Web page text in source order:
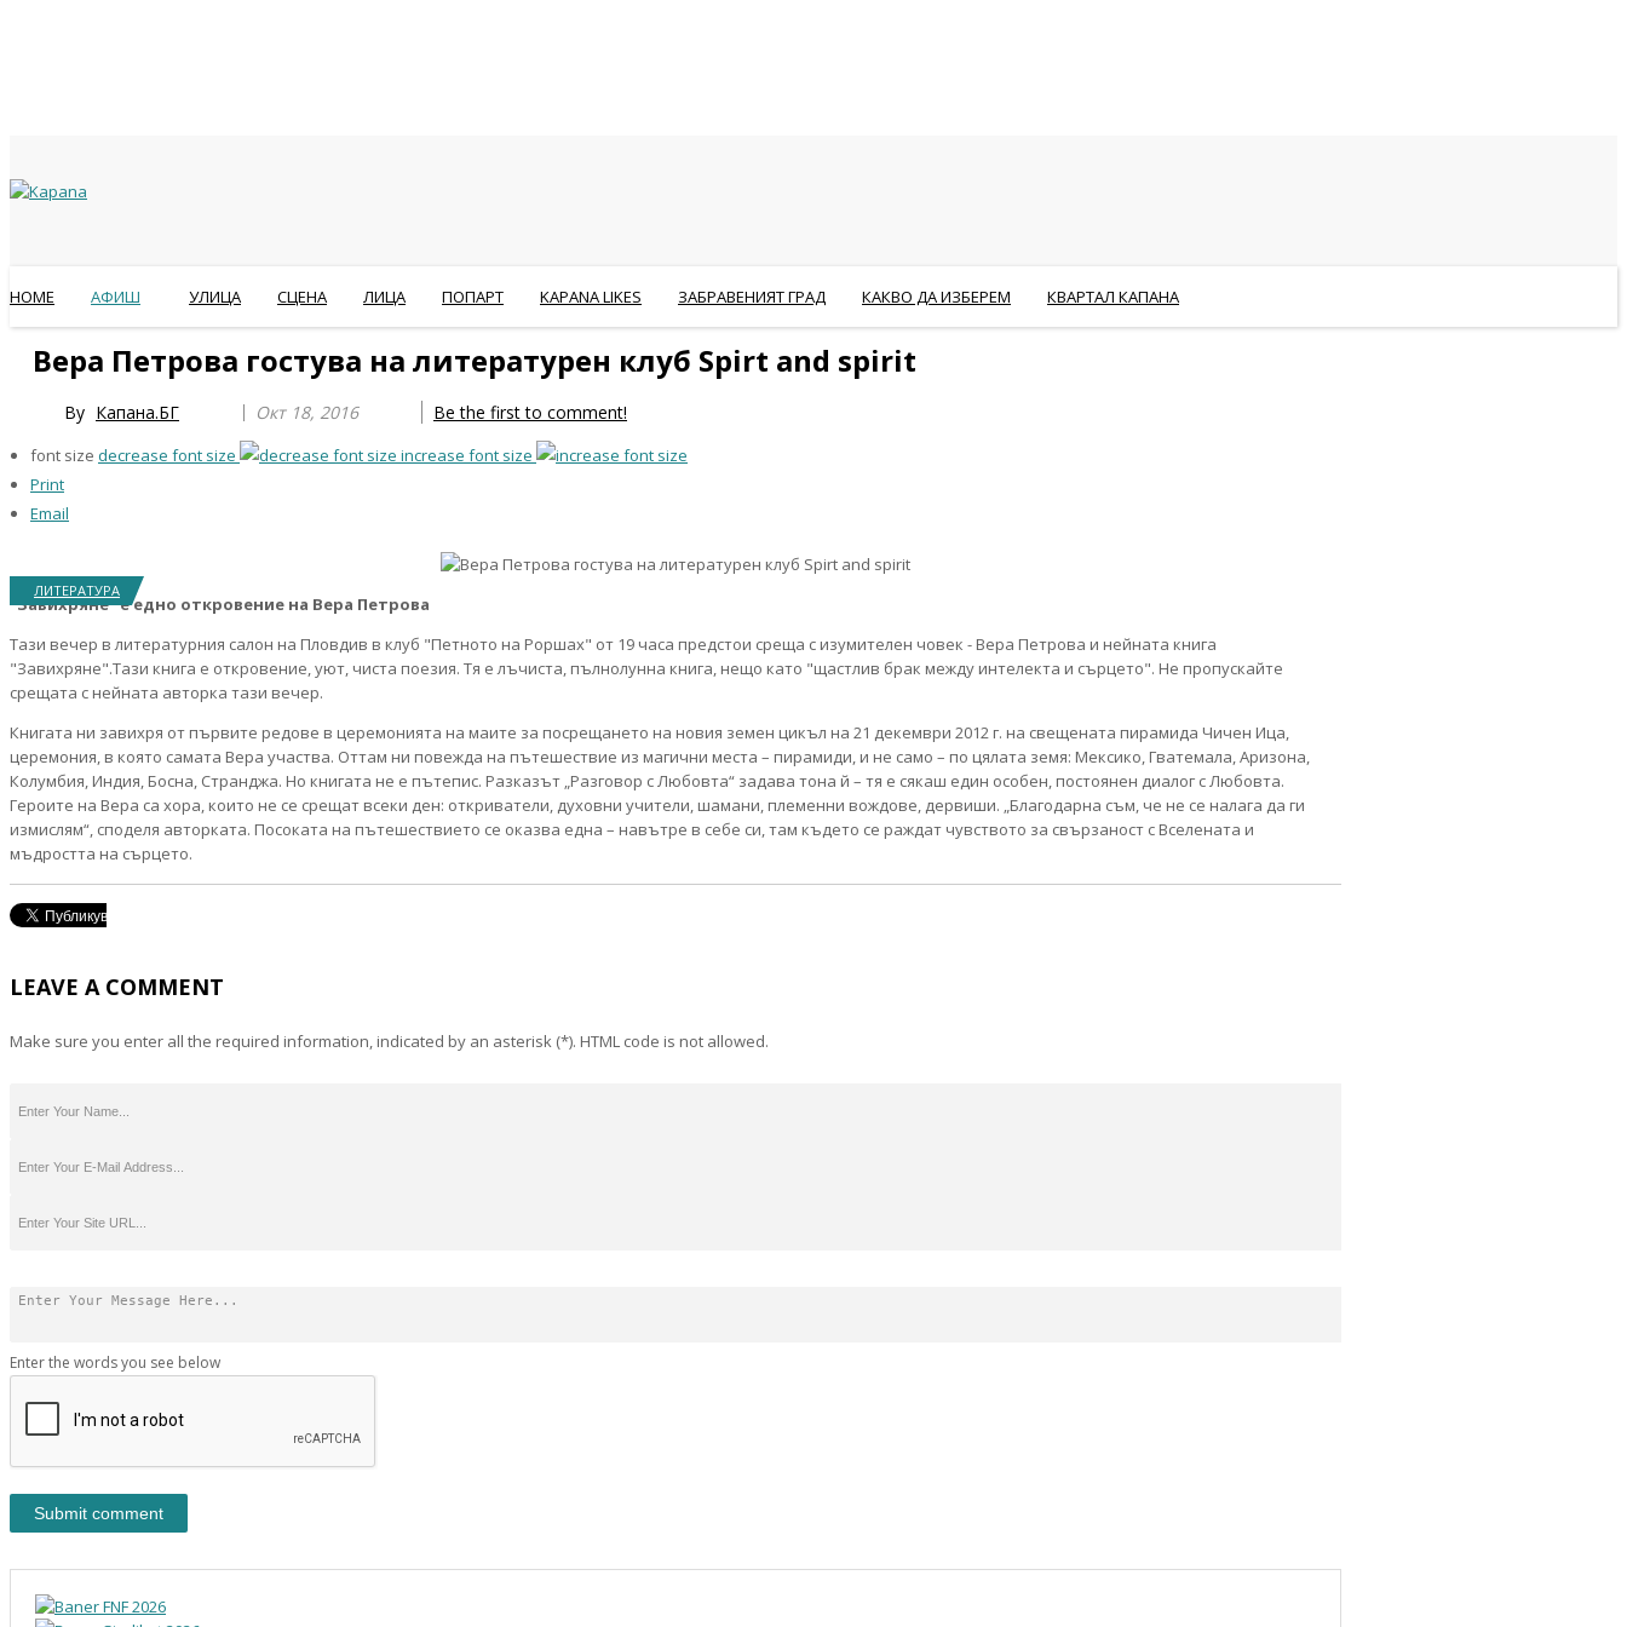
HOME АФИШ УЛИЦА СЦЕНА ЛИЦА ПОПАРТ KAPANA LIKES ЗАБРАВЕНИЯТ ГРАД КАКВО ДА ИЗБЕРЕМ КВАРТАЛ КАПАНА
Вера Петрова гостува на литературен клуб Spirt and spirit
By Капана.БГ Окт 18, 2016 Be the first to comment!
font size decrease font size
increase font size
Print
Email
ЛИТЕРАТУРА
"Завихряне" е едно откровение на Вера Петрова
Тази вечер в литературния салон на Пловдив в клуб "Петното на Роршах" от 19 часа предстои среща с изумителен човек - Вера Петрова и нейната книга
"Завихряне".Тази книга е откровение, уют, чиста поезия. Тя е лъчиста, пълнолунна книга, нещо като "щастлив брак между интелекта и сърцето". Не пропускайте
срещата с нейната авторка тази вечер.
Книгата ни завихря от първите редове в церемонията на маите за посрещането на новия земен цикъл на 21 декември 2012 г. на свещената пирамида Чичен Ица,
церемония, в която самата Вера участва. Оттам ни повежда на пътешествие из магични места – пирамиди, и не само – по цялата земя: Мексико, Гватемала, Аризона,
Колумбия, Индия, Босна, Странджа. Но книгата не е пътепис. Разказът „Разговор с Любовта“ задава тона й – тя е сякаш един особен, постоянен диалог с Любовта.
Героите на Вера са хора, които не се срещат всеки ден: откриватели, духовни учители, шамани, племенни вождове, дервиши. „Благодарна съм, че не се налага да ги
измислям“, споделя авторката. Посоката на пътешествието се оказва една – навътре в себе си, там където се раждат чувството за свързаност с Вселената и
мъдростта на сърцето.
LEAVE A COMMENT
Make sure you enter all the required information, indicated by an asterisk (*). HTML code is not allowed.
Enter the words you see below
Year
Month
Year
Month